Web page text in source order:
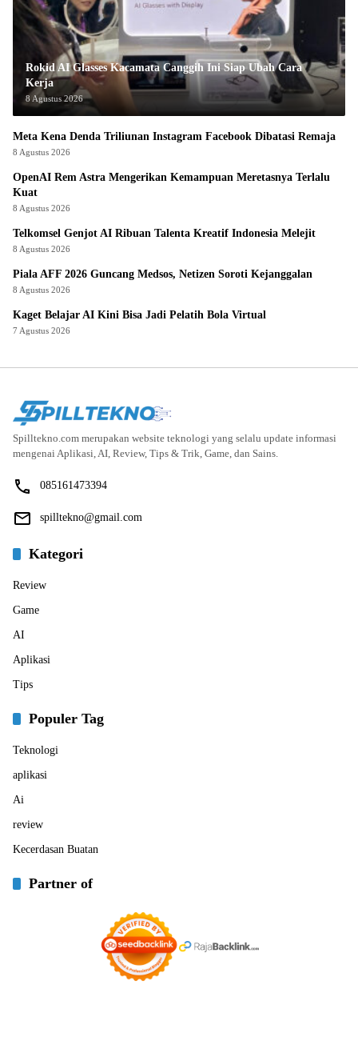
Rokid AI Glasses Kacamata Canggih Ini Siap Ubah Cara
Kerja
8 Agustus 2026
Meta Kena Denda Triliunan Instagram Facebook Dibatasi Remaja
8 Agustus 2026
OpenAI Rem Astra Mengerikan Kemampuan Meretasnya Terlalu
Kuat
8 Agustus 2026
Telkomsel Genjot AI Ribuan Talenta Kreatif Indonesia Melejit
8 Agustus 2026
Piala AFF 2026 Guncang Medsos, Netizen Soroti Kejanggalan
8 Agustus 2026
Kaget Belajar AI Kini Bisa Jadi Pelatih Bola Virtual
7 Agustus 2026
Spilltekno.com merupakan website teknologi yang selalu update informasi
mengenai Aplikasi, AI, Review, Tips & Trik, Game, dan Sains.
085161473394
spilltekno@gmail.com
Kategori
Review
Game
AI
Aplikasi
Tips
Populer Tag
Teknologi
aplikasi
Ai
review
Kecerdasan Buatan
Partner of